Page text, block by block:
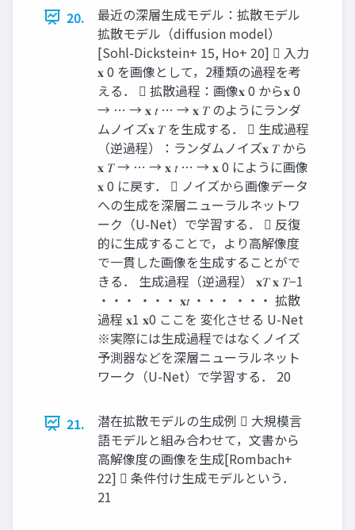
20.
最近の深層生成モデル：拡散モデル
拡散モデル（diffusion model）
[Sohl-Dickstein+ 15, Ho+ 20]  入力
𝐱 0 を画像として，2種類の過程を考
える．  拡散過程：画像𝐱 0 から𝐱 0
→ ⋯ → 𝐱 𝑡 … → 𝐱 𝑇 のようにランダ
ムノイズ𝐱 𝑇 を生成する．  生成過程
（逆過程）：ランダムノイズ𝐱 𝑇 から
𝐱 𝑇 → ⋯ → 𝐱 𝑡 … → 𝐱 0 にように画像
𝐱 0 に戻す．  ノイズから画像データ
への生成を深層ニューラルネットワ
ーク（U-Net）で学習する．  反復
的に生成することで，より高解像度
で一貫した画像を生成することがで
きる． 生成過程（逆過程） 𝐱𝑇 𝐱 𝑇−1
・・・ ・・・ 𝐱𝑡 ・・・ ・・・ 拡散
過程 𝐱1 𝐱0 ここを 変化させる U-Net
※実際には生成過程ではなくノイズ
予測器などを深層ニューラルネット
ワーク（U-Net）で学習する． 20
21.
潜在拡散モデルの生成例  大規模言
語モデルと組み合わせて，文書から
高解像度の画像を生成[Rombach+
22]  条件付け生成モデルという．
21